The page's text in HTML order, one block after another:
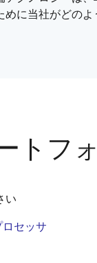
に当社がどの
トフ
い
セッサ